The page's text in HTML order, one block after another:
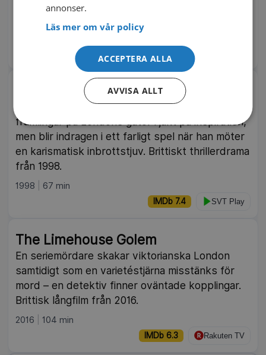
En ung, arbetslös författare börjar följa
främlingar på Londons gator i jakt på inspiration,
men blir indragen i ett farligt spel när han möter
en karismatisk inbrottstjuv. Brittiskt thrillerdrama
från 1998.
1998 67 min
IMDb 7.4 SVT Play
The Limehouse Golem
En seriemördare skakar viktorianska London
samtidigt som en varietéstjärna misstänks för
mord – en detektiv finner oväntade kopplingar.
Brittisk långfilm från 2016.
2016 104 min
IMDb 6.3 Rakuten TV
annonser.
Läs mer om vår policy
ACCEPTERA ALLA
AVVISA ALLT